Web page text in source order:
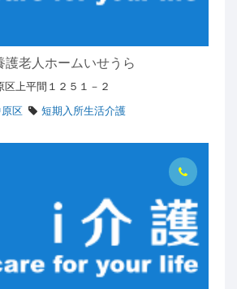
護老人ホームいせうら
区上平間１２５１－２
区
短期入所生活介護